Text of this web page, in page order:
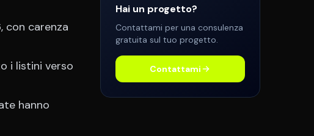
con carenza
i listini verso
hanno
Hai un progetto?
Contattami per una consulenza
gratuita sul tuo progetto.
Contattami